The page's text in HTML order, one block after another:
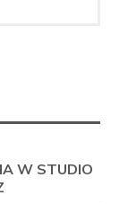
W STUDIO